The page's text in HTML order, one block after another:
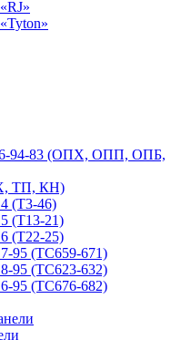
94-83 (ОПХ, ОПП, ОПБ,
ТП, КН)
(Т3-46)
(Т13-21)
(Т22-25)
95 (ТС659-671)
95 (ТС623-632)
95 (ТС676-682)